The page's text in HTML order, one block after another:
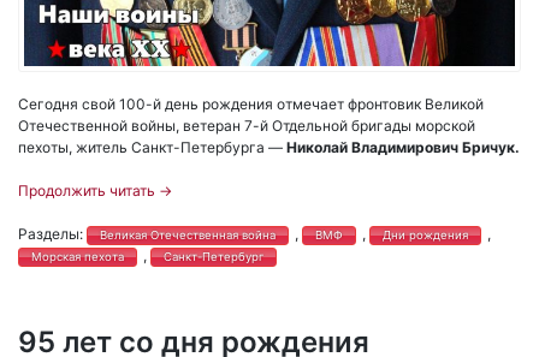
Сегодня свой 100-й день рождения отмечает фронтовик Великой
Отечественной войны, ветеран 7-й Отдельной бригады морской
пехоты, житель Санкт-Петербурга — Николай Владимирович Бричук.
Продолжить читать →
Разделы: Великая Отечественная война , ВМФ , Дни рождения ,
Морская пехота , Санкт-Петербург
95 лет со дня рождения